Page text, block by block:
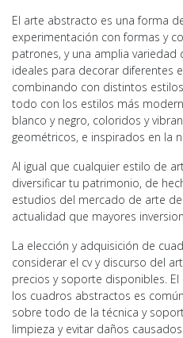
El arte abstracto es una forma
experimentación con formas y
patrones, y una amplia variedad
ideales para decorar diferentes
combinando con distintos
todo con los estilos más
blanco y negro, coloridos y
geométricos, e inspirados en la
Al igual que cualquier estilo de
diversificar tu patrimonio, de
estudios del mercado de arte
actualidad que mayores
La elección y adquisición de
considerar el cv y discurso del
precios y soporte disponibles.
los cuadros abstractos es
sobre todo de la técnica y
limpieza y evitar daños